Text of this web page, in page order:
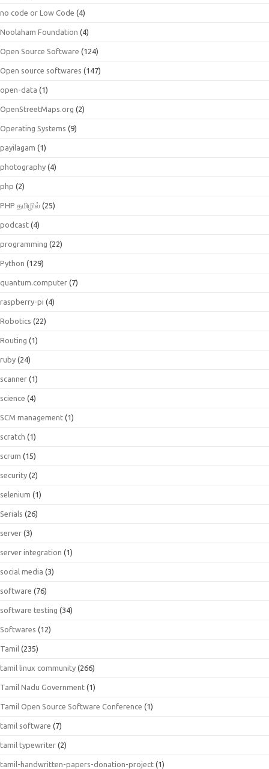
no code or Low Code (4)
Noolaham Foundation (4)
Open Source Software (124)
Open source softwares (147)
open-data (1)
OpenStreetMaps.org (2)
Operating Systems (9)
payilagam (1)
photography (4)
php (2)
PHP தமிழில் (25)
podcast (4)
programming (22)
Python (129)
quantum.computer (7)
raspberry-pi (4)
Robotics (22)
Routing (1)
ruby (24)
scanner (1)
science (4)
SCM management (1)
scratch (1)
scrum (15)
security (2)
selenium (1)
Serials (26)
server (3)
server integration (1)
social media (3)
software (76)
software testing (34)
Softwares (12)
Tamil (235)
tamil linux community (266)
Tamil Nadu Government (1)
Tamil Open Source Software Conference (1)
tamil software (7)
tamil typewriter (2)
tamil-handwritten-papers-donation-project (1)